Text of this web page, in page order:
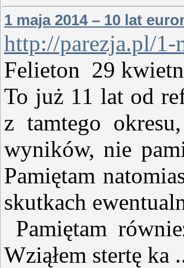
1 maja 2014 – 10 lat
http://parezja.pl/
Felieton 29
To już 11 lat od
z tamtego
wyników, nie
Pamiętam
skutkach
Pamiętam
Wziąłem stertę ka